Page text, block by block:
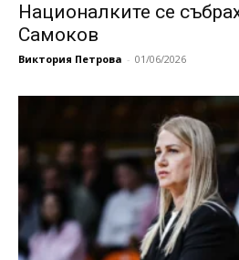
Националките се
Самоков
Виктория Петрова - 01/06/2026